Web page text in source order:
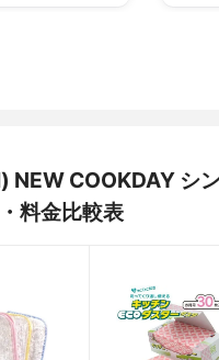
NEW COOKDAY シ
料金比較表